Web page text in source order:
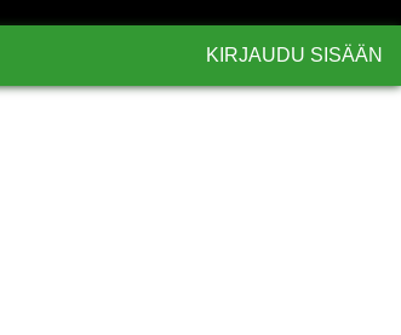
KIRJAUDU SISÄÄN